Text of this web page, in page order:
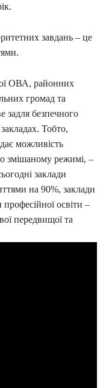
завдань – це
ОВА, районних
громад та
задля безпечного
Тобто,
можливість
змішаному режимі, –
заклади
на 90%, заклади
освіти –
передвищої та